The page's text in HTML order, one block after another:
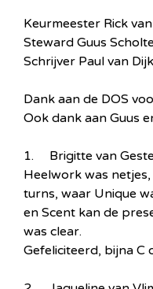
Keurmeester Rick
Steward Guus
Schrijver Paul van Dijk
Dank aan de DOS
Ook dank aan Guus
1. Brigitte van
Heelwork was
turns, waar Unique
en Scent kan de
was clear.
Gefeliciteerd, bijna C